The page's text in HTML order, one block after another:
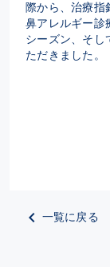
際から、治療指
鼻アレルギー診
シーズン、そし
ただきました。
一覧に戻る